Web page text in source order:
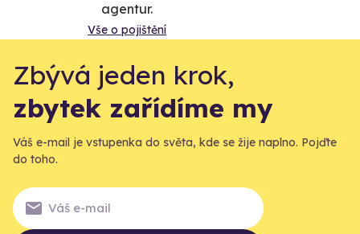
agentur.
Vše o pojištění
Zbývá jeden krok,
zbytek zařídíme my
Váš e-mail je vstupenka do světa, kde se žije naplno. Pojďte
do toho.